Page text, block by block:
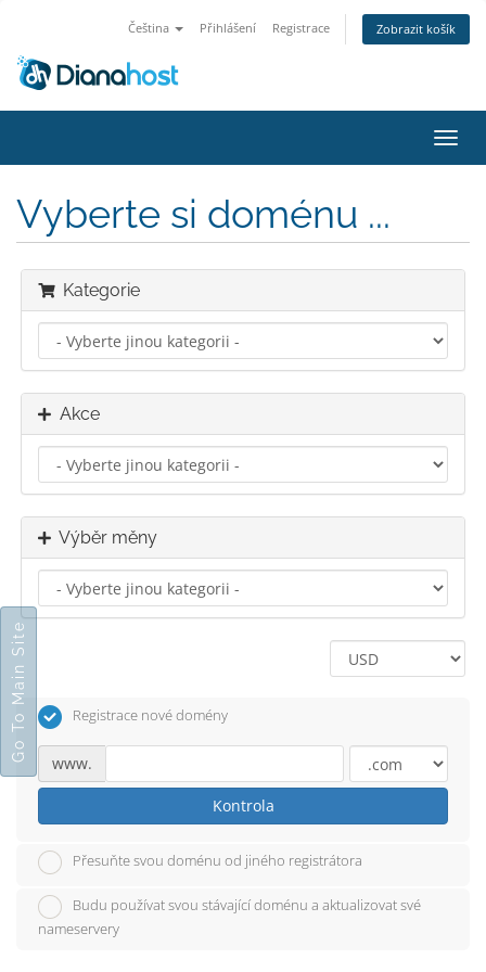
Čeština Přihlášení Registrace Zobrazit košík
Vyberte si doménu ...
Kategorie
Akce
Výběr měny
Registrace nové domény
www.
Kontrola
Přesuňte svou doménu od jiného registrátora
Budu používat svou stávající doménu a aktualizovat své
nameservery
Go To Main Site